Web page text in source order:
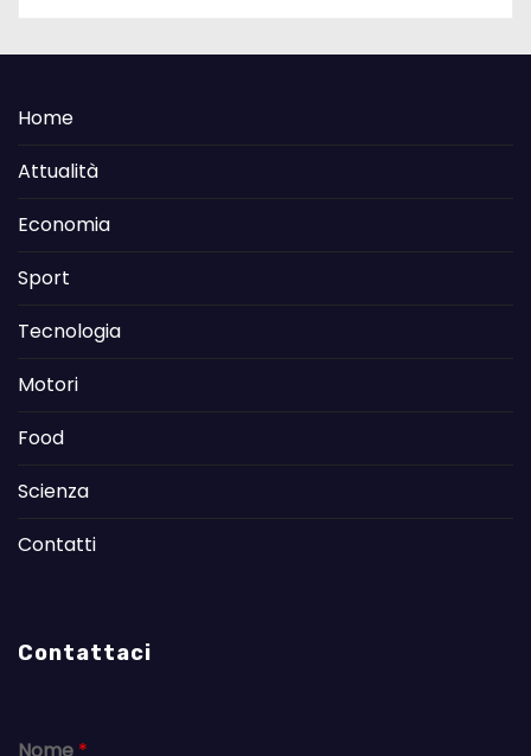
Home
Attualità
Economia
Sport
Tecnologia
Motori
Food
Scienza
Contatti
Contattaci